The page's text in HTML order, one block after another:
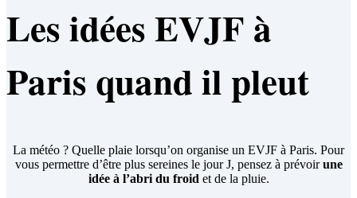
Les idées EVJF à
Paris quand il pleut
La météo ? Quelle plaie lorsqu’on organise un EVJF à Paris. Pour
vous permettre d’être plus sereines le jour J, pensez à prévoirune
idée à l’abri du froid et de la pluie.